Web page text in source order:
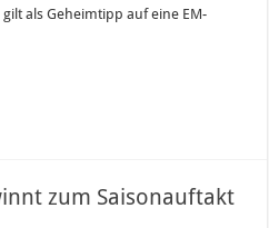
als Geheimtipp auf eine EM-
zum Saisonauftakt